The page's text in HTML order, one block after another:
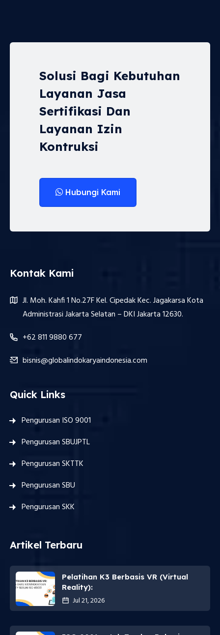
Solusi Bagi Kebutuhan
Layanan Jasa
Sertifikasi Dan
Layanan Izin
Kontruksi
Hubungi Kami
Kontak Kami
Jl. Moh. Kahfi 1 No.27F Kel. Cipedak Kec. Jagakarsa Kota
Administrasi Jakarta Selatan – DKI Jakarta 12630.
+62 811 9880 677
bisnis@globalindokaryaindonesia.com
Quick Links
Pengurusan ISO 9001
Pengurusan SBUJPTL
Pengurusan SKTTK
Pengurusan SBU
Pengurusan SKK
Artikel Terbaru
Pelatihan K3 Berbasis VR (Virtual
Reality):
Jul 21, 2026